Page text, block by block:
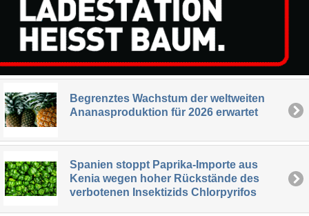
Begrenztes Wachstum der weltweiten
Ananasproduktion für 2026 erwartet
Spanien stoppt Paprika-Importe aus
Kenia wegen hoher Rückstände des
verbotenen Insektizids Chlorpyrifos